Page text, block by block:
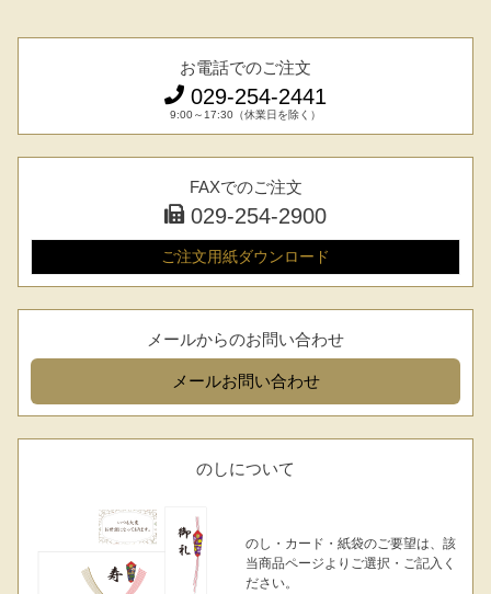
お電話でのご注文
029-254-2441
9:00～17:30（休業日を除く）
FAXでのご注文
029-254-2900
ご注文用紙ダウンロード
メールからのお問い合わせ
メールお問い合わせ
のしについて
のし・カード・紙袋のご要望は、該
当商品ページよりご選択・ご記入く
ださい。